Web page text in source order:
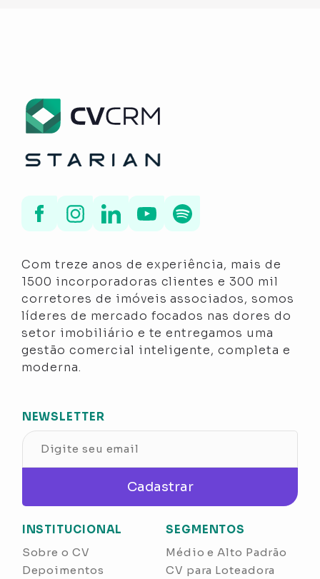
Com treze anos de experiência, mais de
1500 incorporadoras clientes e 300 mil
corretores de imóveis associados, somos
líderes de mercado focados nas dores do
setor imobiliário e te entregamos uma
gestão comercial inteligente, completa e
moderna.
INSTITUCIONAL
Sobre o CV
Depoimentos
SEGMENTOS
Médio e Alto Padrão
CV para Loteadora
NEWSLETTER
Cadastrar